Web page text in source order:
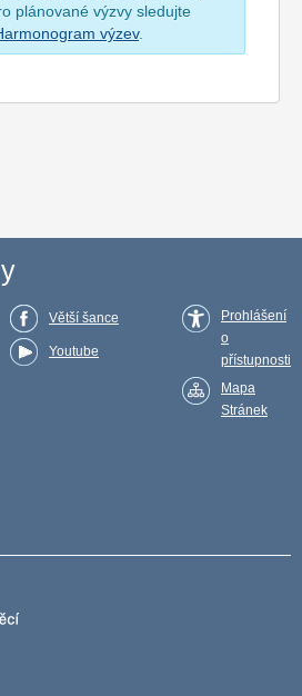
plánované výzvy sledujte
výzev.
Větší šance
Youtube
Prohlášení
o
přístupnosti
Mapa
Stránek